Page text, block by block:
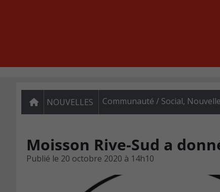
NOUVELLES Communauté / Social,
Moisson Rive-Sud a
Publié le 20 octobre 2020 à 14h10